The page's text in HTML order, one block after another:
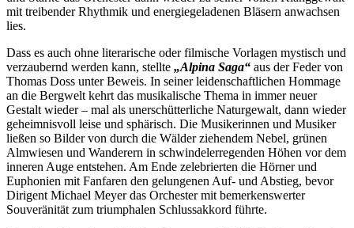
mit treibender Rhythmik und energiegeladenen Bläsern anwachsen
lies.
Dass es auch ohne literarische oder filmische Vorlagen mystisch und
verzaubernd werden kann, stellte „Alpina Saga“ aus der Feder von
Thomas Doss unter Beweis. In seiner leidenschaftlichen Hommage
an die Bergwelt kehrt das musikalische Thema in immer neuer
Gestalt wieder – mal als unerschütterliche Naturgewalt, dann wieder
geheimnisvoll leise und sphärisch. Die Musikerinnen und Musiker
ließen so Bilder von durch die Wälder ziehendem Nebel, grünen
Almwiesen und Wanderern in schwindelerregenden Höhen vor dem
inneren Auge entstehen. Am Ende zelebrierten die Hörner und
Euphonien mit Fanfaren den gelungenen Auf- und Abstieg, bevor
Dirigent Michael Meyer das Orchester mit bemerkenswerter
Souveränität zum triumphalen Schlussakkord führte.